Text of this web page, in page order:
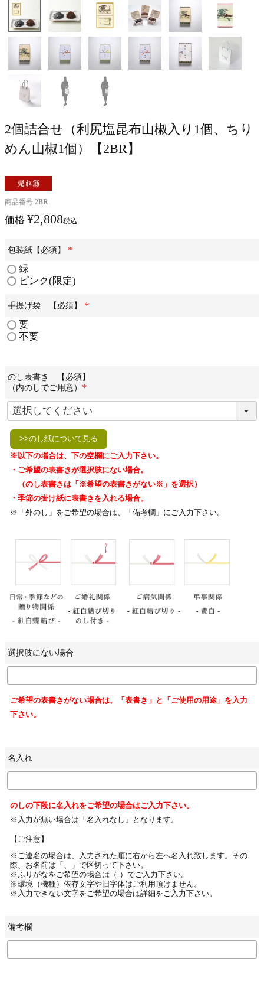
2個詰合せ（利尻塩昆布山椒入り1個、ちり
めん山椒1個）【2BR】
商品番号 2BR
価格 ¥2,808税込
包装紙【必須】
須
緑
ピンク(限定)
手提げ袋 【必須】
要
不要
のし表書き 【必須】
（内のしでご用意）
(
必
須
)
>>のし紙について見る
※以下の場合は、下の空欄にご入力下さい。
・ご希望の表書きが選択肢にない場合。
（のし表書きは「※希望の表書きがない※」を選択）
・季節の掛け紙に表書きを入れる場合。
※「外のし」をご希望の場合は、「備考欄」にご入力下さい。
選択肢にない場合
ご希望の表書きがない場合は、「表書き」と「ご使用の用途」を入力
下さい。
名入れ
のしの下段に名入れをご希望の場合はご入力下さい。
※入力が無い場合は「名入れなし」となります。
【ご注意】
※ご連名の場合は、入力された順に右から左へ名入れ致します。その
際、お名前は「、」で区切って下さい。
※ふりがなをご希望の場合は（ ）でご入力下さい。
※環境（機種）依存文字や旧字体はご利用頂けません。
※入力できない文字をご希望の場合は詳細をご入力下さい。
備考欄